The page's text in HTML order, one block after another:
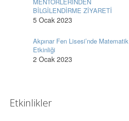
MENTÖRLERİNDEN
BİLGİLENDİRME ZİYARETİ
5 Ocak 2023
Akpınar Fen Lisesi’nde Matematik
Etkinliği
2 Ocak 2023
Etkinlikler